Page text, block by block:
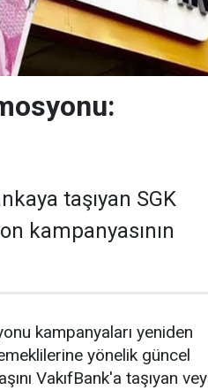
taşıyan SGK
kampanyasının
kampanyaları yeniden
yönelik güncel
VakıfBank'a taşıyan